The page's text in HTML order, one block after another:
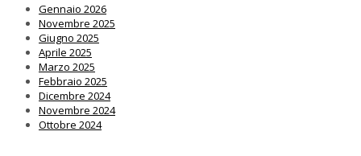
Gennaio 2026
Novembre 2025
Giugno 2025
Aprile 2025
Marzo 2025
Febbraio 2025
Dicembre 2024
Novembre 2024
Ottobre 2024